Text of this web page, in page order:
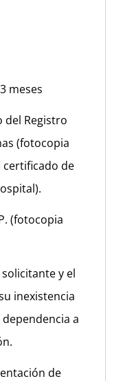
meses
del Registro
(fotocopia
certificado de
(fotocopia
y el
inexistencia
dependencia a
de